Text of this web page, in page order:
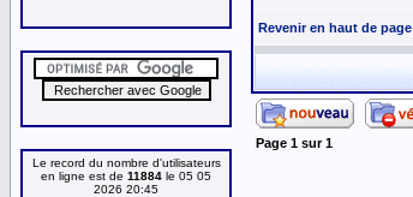
Le record du nombre d'utilisateurs
en ligne est de 11884 le 05 05
2026 20:45
Revenir en haut de page
Page 1 sur1